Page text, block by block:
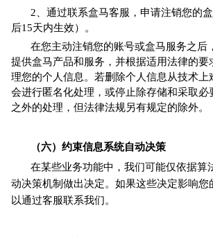
2、通过联系盒马客服，申请注销您的
后15天内生效）。
在您主动注销您的账号或盒马服务之后
提供盒马产品和服务，并根据适用法律的要
理您的个人信息。若删除个人信息从技术上
会进行匿名化处理，或停止除存储和采取必
之外的处理，但法律法规另有规定的除外。
（六）约束信息系统自动决策
在某些业务功能中，我们可能仅依据算
动决策机制做出决定。如果这些决定影响您
以通过客服联系我们。